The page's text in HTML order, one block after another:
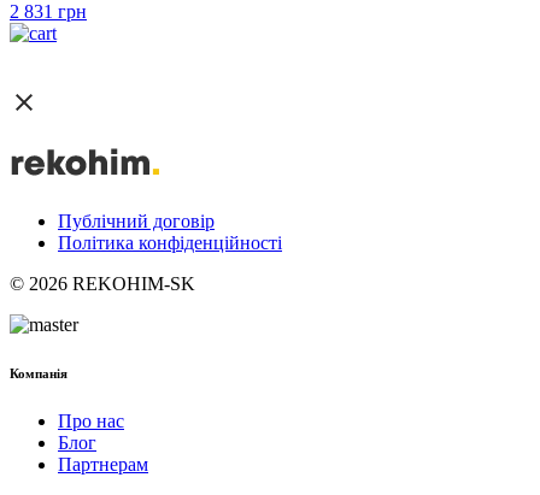
2 831 грн
Публічний договір
Політика конфіденційності
© 2026 REKOHIM-SK
Компанія
Про нас
Блог
Партнерам